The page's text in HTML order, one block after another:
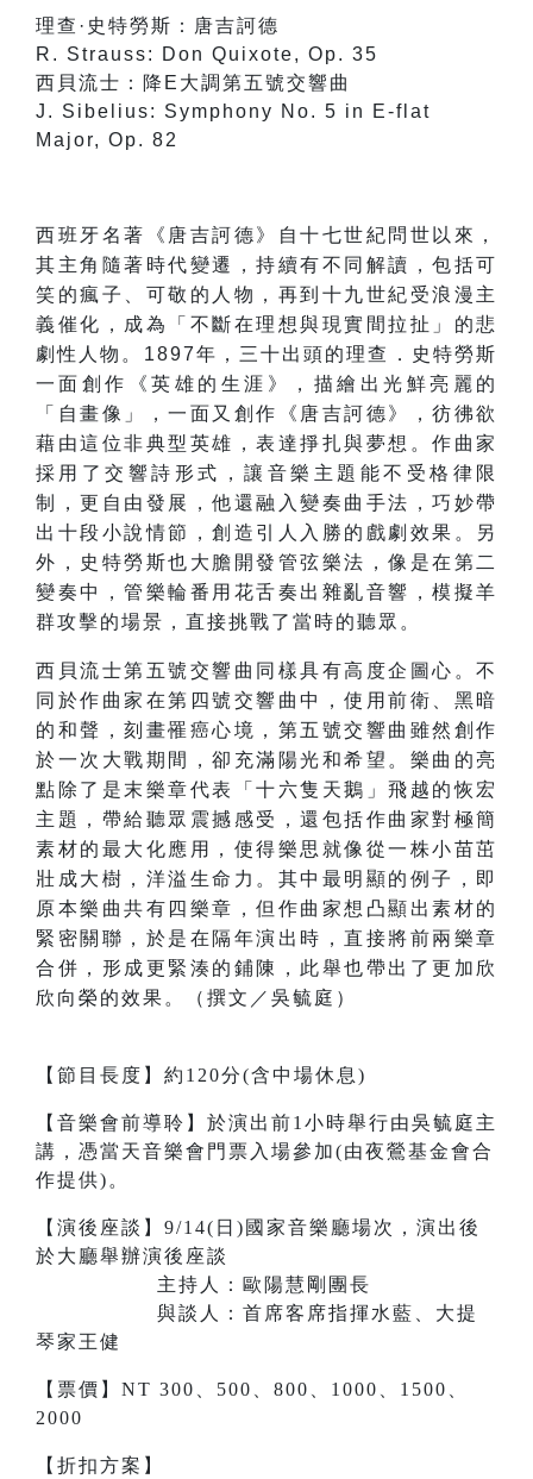
理查·史特勞斯：唐吉訶德
R. Strauss: Don Quixote, Op. 35
西貝流士：降E大調第五號交響曲
J. Sibelius: Symphony No. 5 in E-flat
Major, Op. 82
西班牙名著《唐吉訶德》自十七世紀問世以來，
其主角隨著時代變遷，持續有不同解讀，包括可
笑的瘋子、可敬的人物，再到十九世紀受浪漫主
義催化，成為「不斷在理想與現實間拉扯」的悲
劇性人物。1897年，三十出頭的理查．史特勞斯
一面創作《英雄的生涯》，描繪出光鮮亮麗的
「自畫像」，一面又創作《唐吉訶德》，彷彿欲
藉由這位非典型英雄，表達掙扎與夢想。作曲家
採用了交響詩形式，讓音樂主題能不受格律限
制，更自由發展，他還融入變奏曲手法，巧妙帶
出十段小說情節，創造引人入勝的戲劇效果。另
外，史特勞斯也大膽開發管弦樂法，像是在第二
變奏中，管樂輪番用花舌奏出雜亂音響，模擬羊
群攻擊的場景，直接挑戰了當時的聽眾。
西貝流士第五號交響曲同樣具有高度企圖心。不
同於作曲家在第四號交響曲中，使用前衛、黑暗
的和聲，刻畫罹癌心境，第五號交響曲雖然創作
於一次大戰期間，卻充滿陽光和希望。樂曲的亮
點除了是末樂章代表「十六隻天鵝」飛越的恢宏
主題，帶給聽眾震撼感受，還包括作曲家對極簡
素材的最大化應用，使得樂思就像從一株小苗茁
壯成大樹，洋溢生命力。其中最明顯的例子，即
原本樂曲共有四樂章，但作曲家想凸顯出素材的
緊密關聯，於是在隔年演出時，直接將前兩樂章
合併，形成更緊湊的鋪陳，此舉也帶出了更加欣
欣向榮的效果。（撰文／吳毓庭）
【節目長度】約120分(含中場休息)
【音樂會前導聆】於演出前1小時舉行由吳毓庭主
講，憑當天音樂會門票入場參加(由夜鶯基金會合
作提供)。
【演後座談】9/14(日)國家音樂廳場次，演出後
於大廳舉辦演後座談
主持人：歐陽慧剛團長
與談人：首席客席指揮水藍、大提
琴家王健
【票價】NT 300、500、800、1000、1500、
2000
【折扣方案】